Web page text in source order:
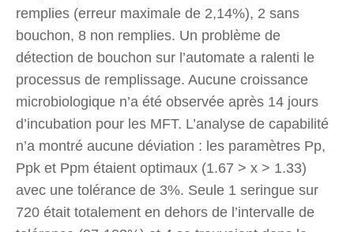
remplies (erreur maximale de 2,14%), 2 sans
bouchon, 8 non remplies. Un problème de
détection de bouchon sur l’automate a ralenti le
processus de remplissage. Aucune croissance
microbiologique n’a été observée après 14 jours
d’incubation pour les MFT. L’analyse de capabilité
n’a montré aucune déviation : les paramètres Pp,
Ppk et Ppm étaient optimaux (1.67 > x > 1.33)
avec une tolérance de 3%. Seule 1 seringue sur
720 était totalement en dehors de l’intervalle de